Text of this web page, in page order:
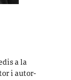
a la
i autor-